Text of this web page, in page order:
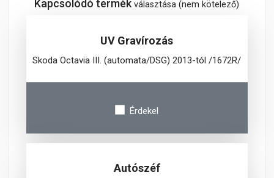
Kapcsolódó termékválasztása (nem kötelező)
UV Gravírozás
Skoda Octavia III. (automata/DSG) 2013-tól /1672R/
Érdekel
Autószéf